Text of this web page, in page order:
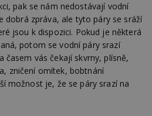
pak se nám nedostávají vodní
dobrá zpráva, ale tyto páry se sráží
jsou k dispozici. Pokud je některá
potom se vodní páry srazí
vás čekají skvrny, plísně,
zničení omítek, bobtnání
možnost je, že se páry srazí na